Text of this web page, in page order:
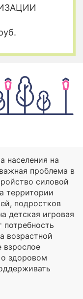
населения на
проблема в
силовой
территории
подростков
детская игровая
потребность
возрастной
взрослое
о здоровом